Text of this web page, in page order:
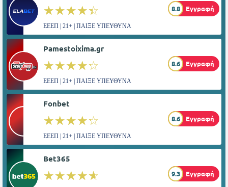
☆☆☆☆☆
★★★★★ 8.8 Εγγραφή
ΕΕΕΠ | 21+ | ΠΑΙΞΕ ΥΠΕΥΘΥΝΑ
Pamestoixima.gr
☆☆☆☆☆
★★★★★ 8.6 Εγγραφή
ΕΕΕΠ | 21+ | ΠΑΙΞΕ ΥΠΕΥΘΥΝΑ
Fonbet
☆☆☆☆☆
★★★★★ 8.6 Εγγραφή
ΕΕΕΠ | 21+ | ΠΑΙΞΕ ΥΠΕΥΘΥΝΑ
Bet365
☆☆☆☆☆
★★★★★ 9.3 Εγγραφή